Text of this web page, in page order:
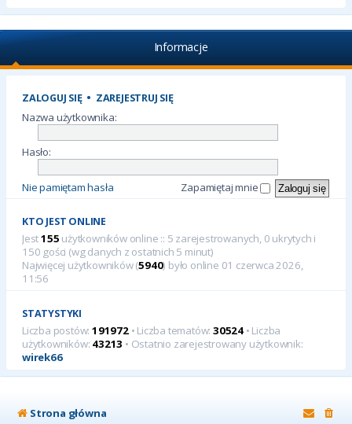
Informacje
ZALOGUJ SIĘ• ZAREJESTRUJ SIĘ
Nazwa użytkownika:
Hasło:
Nie pamiętam hasła Zapamiętaj mnie
KTO JEST ONLINE
Jest155 użytkowników online :: 5 zarejestrowanych, 0 ukrytych i
150 gości (wg danych z ostatnich 5 minut)
Najwięcej użytkowników (5940) było online 01 czerwca 2026,
11:56
STATYSTYKI
Liczba postów: 191972• Liczba tematów:30524 • Liczba
użytkowników: 43213 • Ostatnio zarejestrowany użytkownik:
wirek66
Strona główna